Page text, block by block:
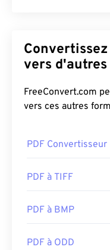
Sortie initiale :15
Liens utiles:
https://
Convertissez
vers
FreeConvert.com
vers ces autres
PDF Convertisseur
PDF à TIFF
PDF à BMP
PDF à ODD